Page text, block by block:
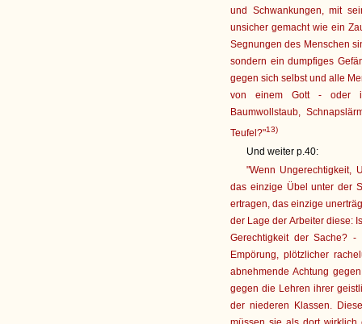
und Schwankungen, mit
unsicher gemacht wie ein
Segnungen des Menschen
sondern ein dumpfiges
gegen sich selbst und alle
von einem Gott - oder
Baumwollstaub,
Teufel?"13)
Und weiter p.40:
"Wenn Ungerechtigkeit,
das einzige Übel unter der
ertragen, das einzige
der Lage der Arbeiter diese:
Gerechtigkeit der Sache?
Empörung, plötzlicher
abnehmende Achtung
gegen die Lehren ihrer
der niederen Klassen.